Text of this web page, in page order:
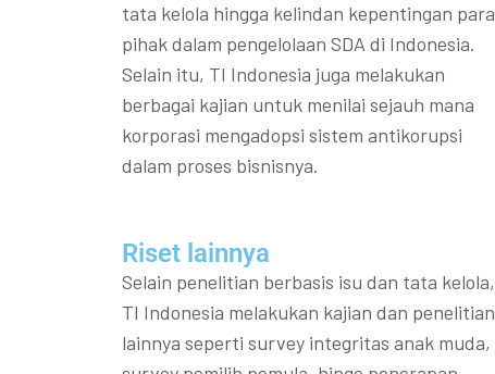
tata kelola hingga kelindan kepentingan para
pihak dalam pengelolaan SDA di Indonesia.
Selain itu, TI Indonesia juga melakukan
berbagai kajian untuk menilai sejauh mana
korporasi mengadopsi sistem antikorupsi
dalam proses bisnisnya.
Riset lainnya​​
Selain penelitian berbasis isu dan tata kelola,
TI Indonesia melakukan kajian dan penelitian
lainnya seperti survey integritas anak muda,